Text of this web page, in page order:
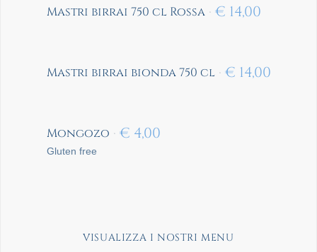
Mastri birrai 750 cl Rossa € 14,00
Mastri birrai bionda 750 cl € 14,00
Mongozo € 4,00
Gluten free
VISUALIZZA I NOSTRI MENU